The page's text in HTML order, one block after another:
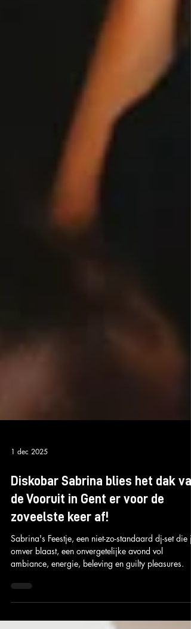
1 dec 2025
Diskobar Sabrina blies het dak van
de Vooruit in Gent er voor de
zoveelste keer af!
Sabrina's Feestje, een niet-zo-standaard dj-set die je
omver blaast, een onvergetelijke avond vol